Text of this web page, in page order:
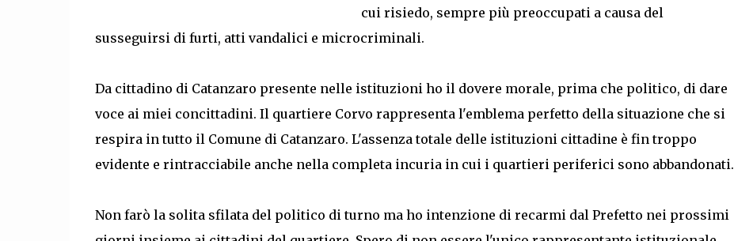
cui risiedo, sempre più preoccupati a causa del
susseguirsi di furti, atti vandalici e microcriminali.
Da cittadino di Catanzaro presente nelle istituzioni ho il dovere morale, prima che politico, di dare
voce ai miei concittadini. Il quartiere Corvo rappresenta l'emblema perfetto della situazione che si
respira in tutto il Comune di Catanzaro. L'assenza totale delle istituzioni cittadine è fin troppo
evidente e rintracciabile anche nella completa incuria in cui i quartieri periferici sono abbandonati.
Non farò la solita sfilata del politico di turno ma ho intenzione di recarmi dal Prefetto nei prossimi